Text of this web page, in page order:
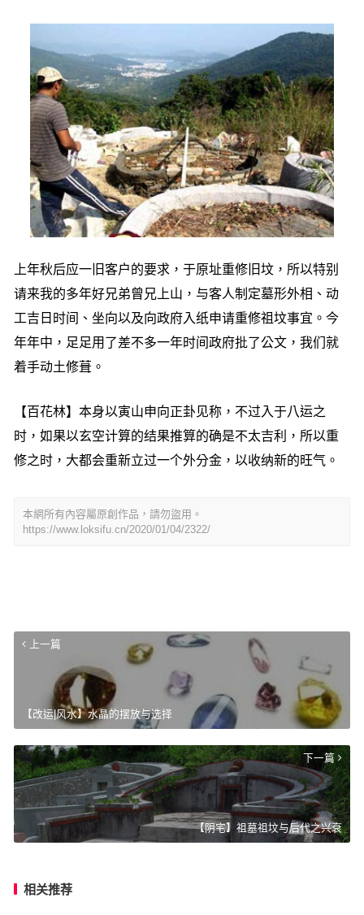
上年秋后应一旧客户的要求，于原址重修旧坟，所以特别
请来我的多年好兄弟曾兄上山，与客人制定墓形外相、动
工吉日时间、坐向以及向政府入纸申请重修祖坟事宜。今
年年中，足足用了差不多一年时间政府批了公文，我们就
着手动土修葺。
【百花林】本身以寅山申向正卦见称，不过入于八运之
时，如果以玄空计算的结果推算的确是不太吉利，所以重
修之时，大都会重新立过一个外分金，以收纳新的旺气。
本網所有內容屬原創作品，請勿盜用。
https://www.loksifu.cn/2020/01/04/2322/
上一篇
【改运|风水】水晶的摆放与选择
下一篇
【阴宅】祖墓祖坟与后代之兴衰
相关推荐